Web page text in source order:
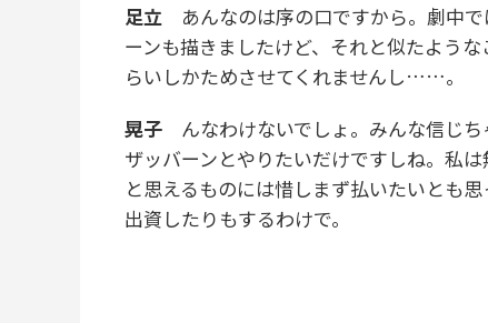
足立 あんなのは序の口ですから。劇中
ーンも描きましたけど、それと似たよう
らいしかためさせてくれませんし……。
晃子 んなわけないでしょ。みんな信じ
ザッバーンとやりたいだけですしね。私
と思えるものには惜しまず払いたいとも
出資したりもするわけで。